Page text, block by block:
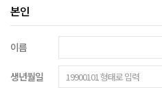
본인
이름
생년월일